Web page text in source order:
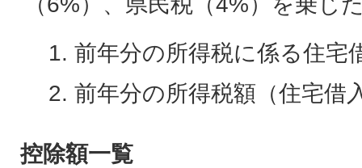
前年分の所得税に係る住宅
前年分の所得税額（住宅借
控除額一覧